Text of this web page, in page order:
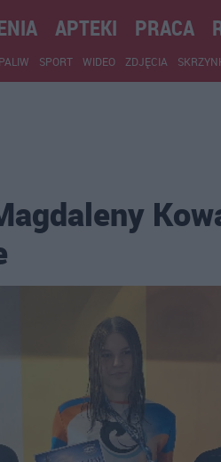
APTEKI PRACA
SPORT WIDEO ZDJĘCIA